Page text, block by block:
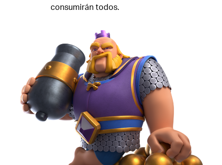
consumirán todos.